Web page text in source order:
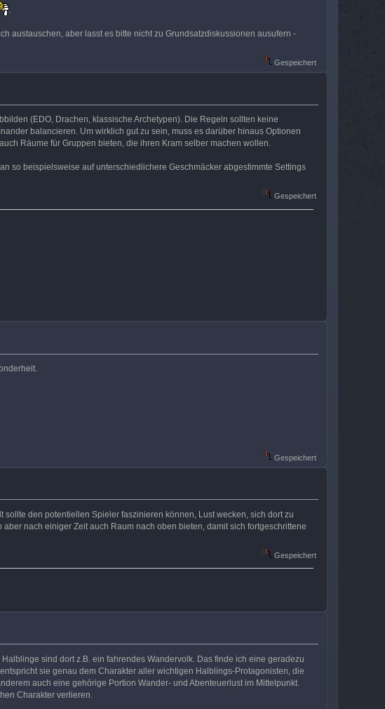
.
austauschen, aber lasst es bitte nicht zu Grundsatzdiskussionen ausufern -
Gespeichert
(EDO, Drachen, klassische Archetypen). Die Regeln sollten keine
balancieren. Um wirklich gut zu sein, muss es darüber hinaus Optionen
Räume für Gruppen bieten, die ihren Kram selber machen wollen.
so beispielsweise auf unterschiedlichere Geschmäcker abgestimmte Settings
Gespeichert
Gespeichert
den potentiellen Spieler faszinieren können, Lust wecken, sich dort zu
nach einiger Zeit auch Raum nach oben bieten, damit sich fortgeschrittene
Gespeichert
sind dort z.B. ein fahrendes Wandervolk. Das finde ich eine geradezu
sie genau dem Charakter aller wichtigen Halblings-Protagonisten, die
auch eine gehörige Portion Wander- und Abenteuerlust im Mittelpunkt.
Charakter verlieren.